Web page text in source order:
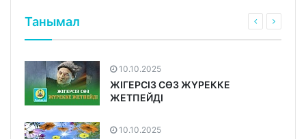
Танымал
10.10.2025
ЖІГЕРСІЗ СӨЗ ЖҮРЕККЕ
ЖЕТПЕЙДІ
10.10.2025